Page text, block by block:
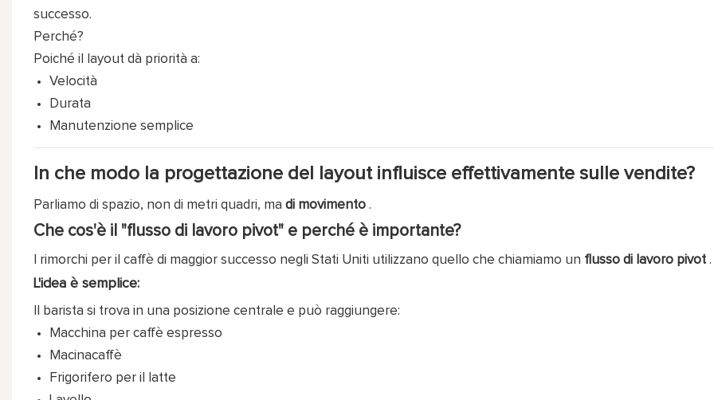
successo.
Perché?
Poiché il layout dà priorità a:
Velocità
Durata
Manutenzione semplice
In che modo la progettazione del layout influisce effettivamente sulle vendite?
Parliamo di spazio, non di metri quadri, ma di movimento.
Che cos'è il "flusso di lavoro pivot" e perché è importante?
I rimorchi per il caffè di maggior successo negli Stati Uniti utilizzano quello che chiamiamo un flusso di lavoro pivot.
L'idea è semplice:
Il barista si trova in una posizione centrale e può raggiungere:
Macchina per caffè espresso
Macinacaffè
Frigorifero per il latte